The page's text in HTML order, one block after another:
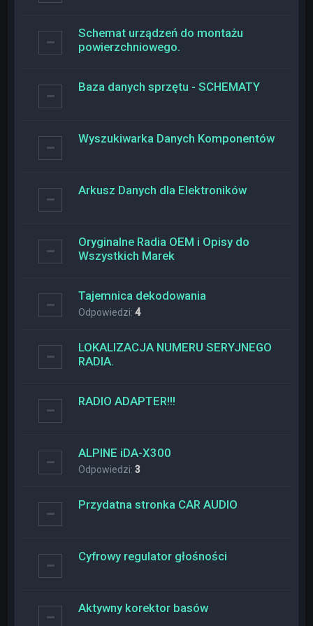
Schemat urządzeń do montażu
powierzchniowego.
Baza danych sprzętu - SCHEMATY
Wyszukiwarka Danych Komponentów
Arkusz Danych dla Elektroników
Oryginalne Radia OEM i Opisy do
Wszystkich Marek
Tajemnica dekodowania
Odpowiedzi:4
LOKALIZACJA NUMERU SERYJNEGO
RADIA.
RADIO ADAPTER!!!
ALPINE iDA-X300
Odpowiedzi:3
Przydatna stronka CAR AUDIO
Cyfrowy regulator głośności
Aktywny korektor basów